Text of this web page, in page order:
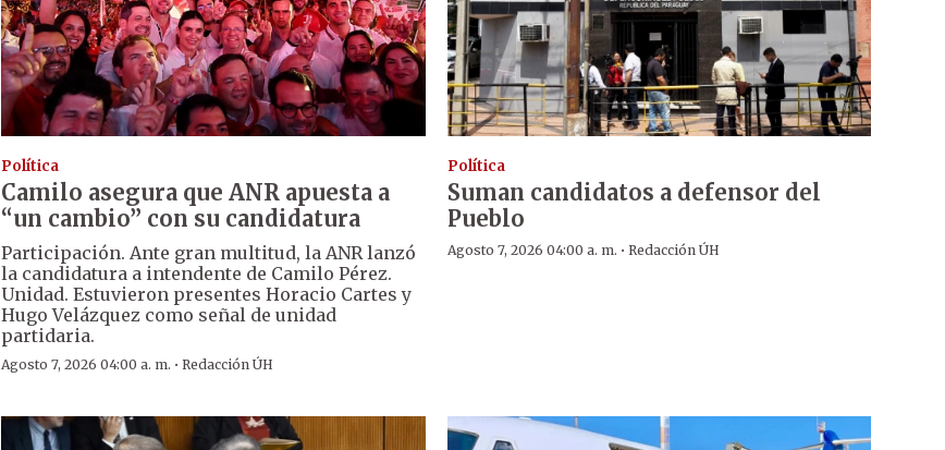
Política
Camilo asegura que ANR apuesta a
“un cambio” con su candidatura
Participación. Ante gran multitud, la ANR lanzó
la candidatura a intendente de Camilo Pérez.
Unidad. Estuvieron presentes Horacio Cartes y
Hugo Velázquez como señal de unidad
partidaria.
Agosto 7, 2026 04:00 a. m. ·Redacción ÚH
Política
Suman candidatos a defensor del
Pueblo
Agosto 7, 2026 04:00 a. m. · Redacción ÚH